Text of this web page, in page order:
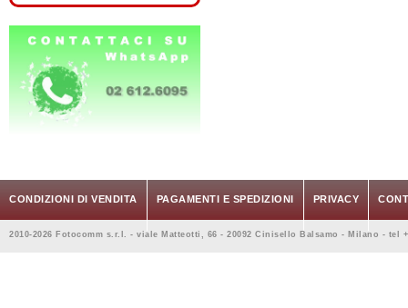
CONDIZIONI DI VENDITA PAGAMENTI E SPEDIZIONI PRIVACY
2010-2026 Fotocomm s.r.l. - viale Matteotti, 66 - 20092 Cinisello Balsamo - Milano - tel